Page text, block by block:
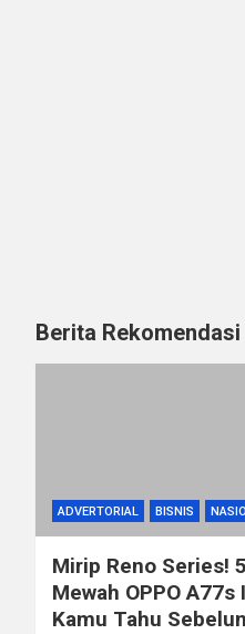
Berita
ADVERTORIAL BISNIS
Mirip Reno Series!
Mewah OPPO A77s
Kamu Tahu